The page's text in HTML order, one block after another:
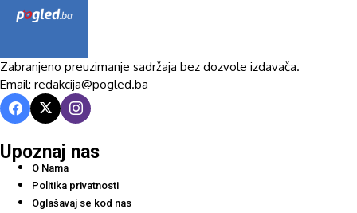
Zabranjeno preuzimanje sadržaja bez dozvole izdavača.
Email: redakcija@pogled.ba
Upoznaj nas
O Nama
Politika privatnosti
Oglašavaj se kod nas